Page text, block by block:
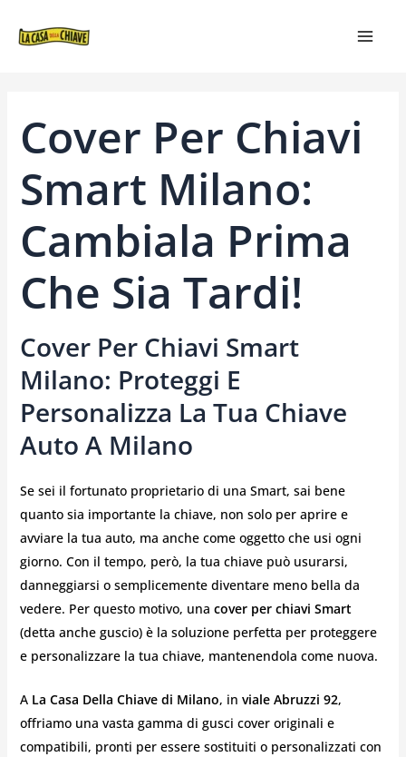
Cover Per Chiavi
Smart Milano:
Cambiala Prima
Che Sia Tardi!
Cover Per Chiavi Smart
Milano: Proteggi E
Personalizza La Tua Chiave
Auto A Milano
Se sei il fortunato proprietario di una Smart, sai bene
quanto sia importante la chiave, non solo per aprire e
avviare la tua auto, ma anche come oggetto che usi ogni
giorno. Con il tempo, però, la tua chiave può usurarsi,
danneggiarsi o semplicemente diventare meno bella da
vedere. Per questo motivo, una cover per chiavi Smart
(detta anche guscio) è la soluzione perfetta per proteggere
e personalizzare la tua chiave, mantenendola come nuova.
A La Casa Della Chiave di Milano, in viale Abruzzi 92,
offriamo una vasta gamma di gusci cover originali e
compatibili, pronti per essere sostituiti o personalizzati con
ARTICOLI